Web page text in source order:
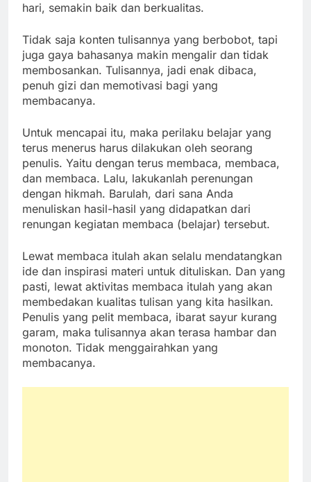
hari, semakin baik dan berkualitas.
Tidak saja konten tulisannya yang berbobot, tapi
juga gaya bahasanya makin mengalir dan tidak
membosankan. Tulisannya, jadi enak dibaca,
penuh gizi dan memotivasi bagi yang
membacanya.
Untuk mencapai itu, maka perilaku belajar yang
terus menerus harus dilakukan oleh seorang
penulis. Yaitu dengan terus membaca, membaca,
dan membaca. Lalu, lakukanlah perenungan
dengan hikmah. Barulah, dari sana Anda
menuliskan hasil-hasil yang didapatkan dari
renungan kegiatan membaca (belajar) tersebut.
Lewat membaca itulah akan selalu mendatangkan
ide dan inspirasi materi untuk dituliskan. Dan yang
pasti, lewat aktivitas membaca itulah yang akan
membedakan kualitas tulisan yang kita hasilkan.
Penulis yang pelit membaca, ibarat sayur kurang
garam, maka tulisannya akan terasa hambar dan
monoton. Tidak menggairahkan yang
membacanya.